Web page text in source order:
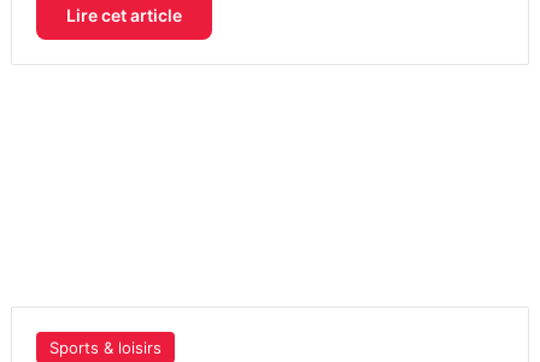
Lire cet article
Sports & loisirs